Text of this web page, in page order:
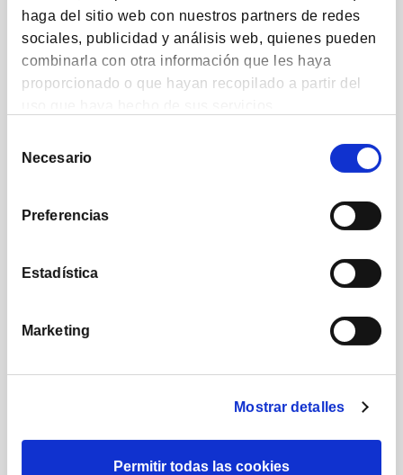
haga del sitio web con nuestros partners de redes
sociales, publicidad y análisis web, quienes pueden
combinarla con otra información que les haya
proporcionado o que hayan recopilado a partir del
deNecesario
Preferencias
Estadística
Marketing
Mostrar detalles
Permitir todas las cookies
1,224 1,732
222,000 16,290
24,995 19,225